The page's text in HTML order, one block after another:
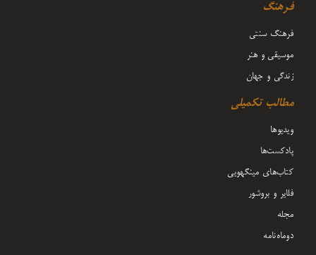
فرهنگ
فرهنگ سنتی
موسیقی و هنر
زندگی و جهان
مطالب تکمیلی
ویدیوها
پادکست‌ها
کتاب‌های مینگهویی
فلایر و بروشور
مجله
دوماه‌نامه